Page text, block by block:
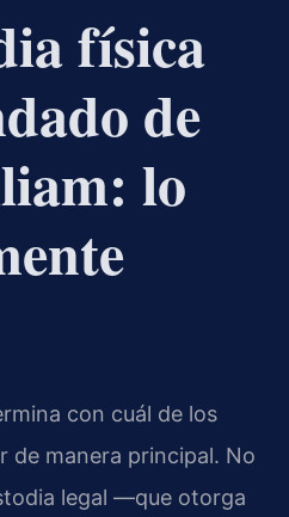
física
de
lo
con cuál de los
de manera principal. No
legal —que otorga